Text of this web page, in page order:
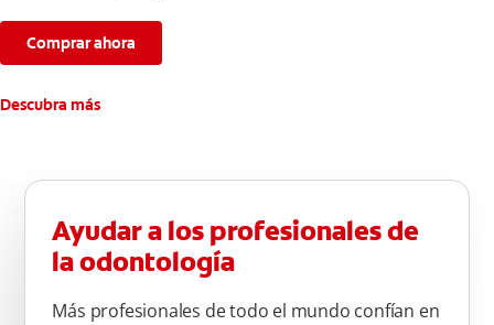
Comprar ahora
Descubra más
Ayudar a los profesionales de
la odontología
Más profesionales de todo el mundo confían en